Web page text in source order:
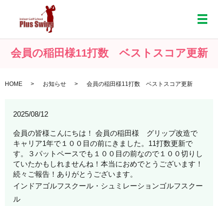
メ
会員の稲田様11打数 ベストスコア更新
HOME お知らせ 会員の稲田様11打数 ベストスコア更新
2025/08/12
会員の皆様こんにちは！ 会員の稲田様 グリップ改造で
キャリア1年で１００目の前にきました。11打数更新で
す。３パットペースでも１００目の前なので１００切りし
ていたかもしれませんね！本当におめでとうございます！
続々ご報告！ありがとうございます。
インドアゴルフスクール・シュミレーションゴルフスクー
ル